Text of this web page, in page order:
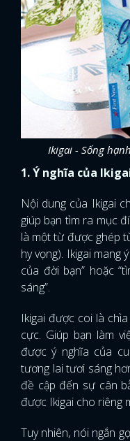
Ikigai - Sống
1. Ý nghĩa của
Nội dung của Ikigai
giúp bạn tìm ra mục
là một từ được ghép
hy vọng). Ikigai mang
của đời bạn” hoặc
sáng”.
Ikigai được coi là
cực. Giúp bạn làm
được ý nghĩa của
tương lai tươi sáng
đề cập đến sự cân
được Ikigai cho riêng
Tuy nhiên, nói ngắn